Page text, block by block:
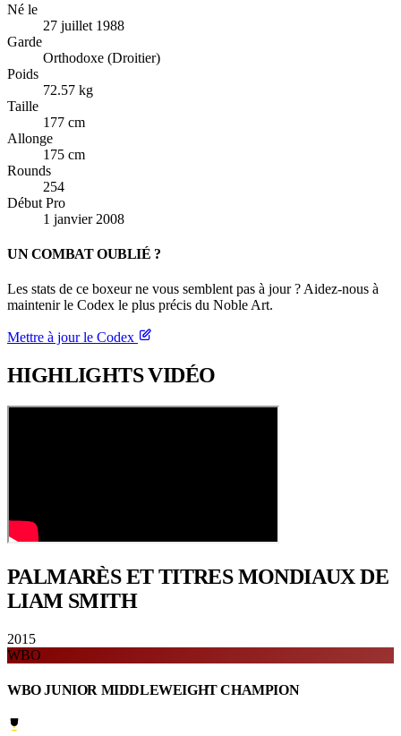
Né le
27 juillet 1988
Garde
Orthodoxe (Droitier)
Poids
72.57 kg
Taille
177 cm
Allonge
175 cm
Rounds
254
Début Pro
1 janvier 2008
UN COMBAT OUBLIÉ ?
Les stats de ce boxeur ne vous semblent pas à jour ? Aidez-nous à
maintenir le Codex le plus précis du Noble Art.
Mettre à jour le Codex
HIGHLIGHTSVIDÉO
PALMARÈS ET TITRESMONDIAUX DE
LIAM SMITH
2015
WBO
WBO JUNIOR MIDDLEWEIGHT CHAMPION